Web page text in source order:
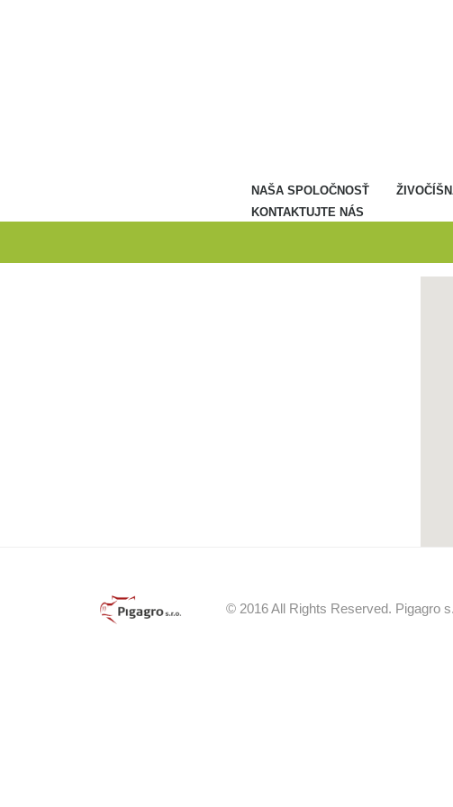
NAŠA SPOLOČNOSŤ
KONTAKTUJTE NÁS
© 2016 All Rights Reserved. Pigagro